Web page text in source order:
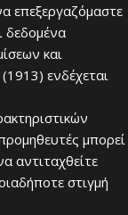
επεξεργαζόμαστε
δεδομένα
και
ενδέχεται
μπορεί
αντιταχθείτε
στιγμή